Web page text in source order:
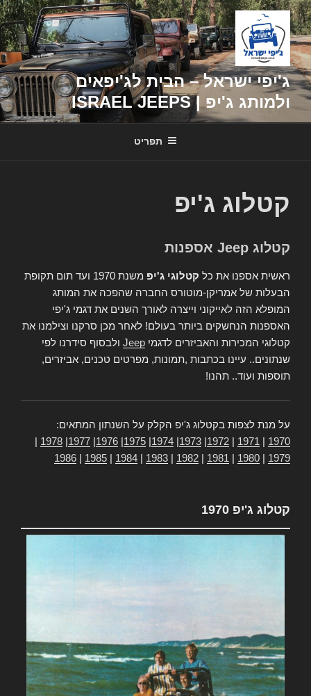
דילוג
לתוכן
ג'יפי ישראל – הבית לג'יפאים
ולמותג ג'יפ | ISRAEL JEEPS
תפריט
קטלוג ג'יפ
קטלוג Jeep אספנות
ראשית אספנו את כל קטלוגי ג'יפ
משנת 1970 ועד תום תקופת
הבעלות של אמריקן-מוטורס החברה שהפכה את המותג
המופלא הזה לאייקוני וייצרה לאורך השנים את דגמי ג'יפי
האספנות הנחשקים ביותר בעולם! לאחר מכן סרקנו וצילמנו את
קטלוגי המכירות והאביזרים לדגמי Jeep ולבסוף סידרנו לפי
שנתונים.. עיינו בכתבות ,תמונות, מפרטים טכנים, אביזרים,
תוספות ועוד.. תהנו!
על מנת לצפות בקטלוג ג'יפ הקלק על השנתון המתאים:
1970
1971
1972
1973
1974
1975
1976
1977
1978
1979
1980
1981
1982
1983
1984
1985
1986
קטלוג ג'יפ 1970